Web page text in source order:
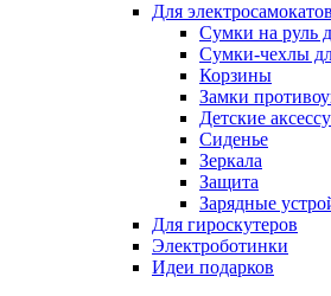
Для электросамокатов
Сумки на руль
Сумки-чехлы
Корзины
Замки
Детские
Сиденье
Зеркала
Защита
Зарядные
Для гироскутеров
Электроботинки
Идеи подарков